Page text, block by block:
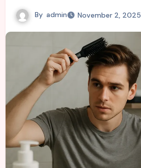
By admin November 2, 2025